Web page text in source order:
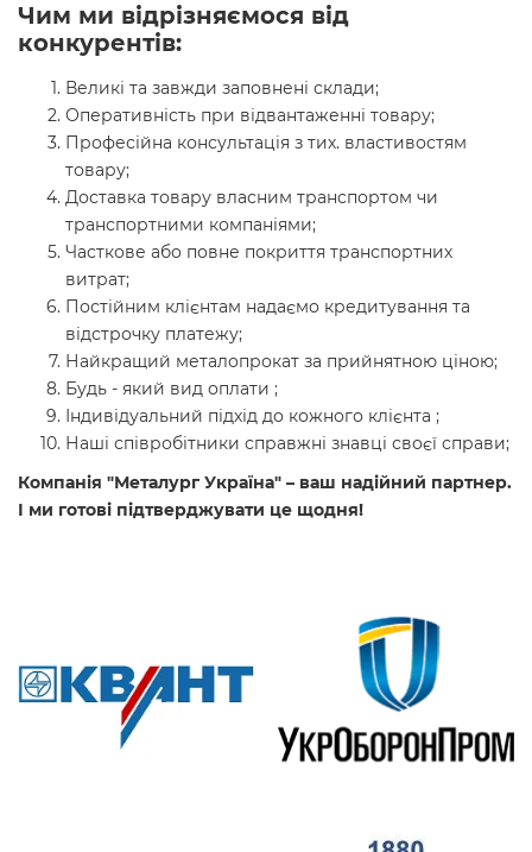
Чим ми відрізняємося від
конкурентів:
Великі та завжди заповнені склади;
Оперативність при відвантаженні товару;
Професійна консультація з тих. властивостям
товару;
Доставка товару власним транспортом чи
транспортними компаніями;
Часткове або повне покриття транспортних
витрат;
Постійним клієнтам надаємо кредитування та
відстрочку платежу;
Найкращий металопрокат за прийнятною ціною;
Будь - який вид оплати ;
Індивідуальний підхід до кожного клієнта ;
Наші співробітники справжні знавці своєї справи;
Компанія "Металург Україна" – ваш надійний партнер.
І ми готові підтверджувати це щодня!